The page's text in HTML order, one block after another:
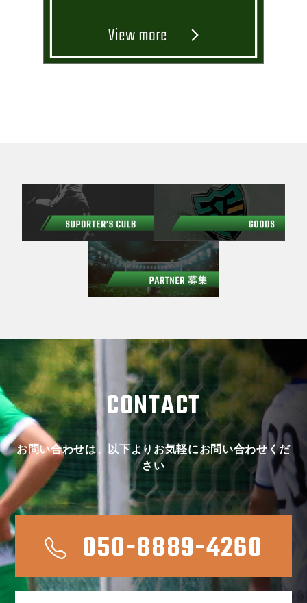
CONTACT
お問い合わせは、以下よりお気軽にお問い合わせくだ
さい
050-8889-4260